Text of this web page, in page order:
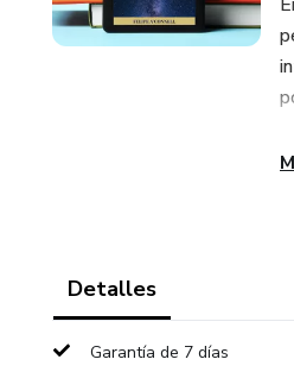
Detalles
Garantía de 7 días